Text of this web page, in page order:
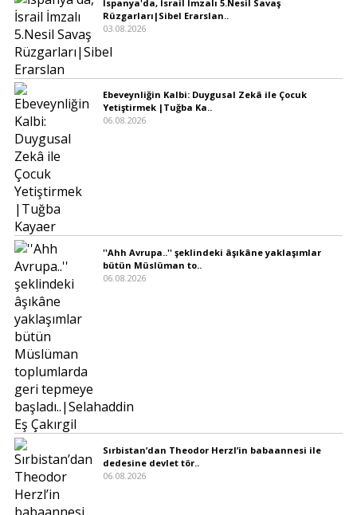
İspanya'da, İsrail İmzalı 5.Nesil Savaş
Rüzgarları|Sibel Erarslan..
03.08.2026
Ebeveynliğin Kalbi: Duygusal Zekâ ile Çocuk
Yetiştirmek |Tuğba Ka..
06.08.2026
''Ahh Avrupa..'' şeklindeki âşıkâne yaklaşımlar
bütün Müslüman to..
06.08.2026
Sırbistan’dan Theodor Herzl’in babaannesi ile
dedesine devlet tör..
06.08.2026